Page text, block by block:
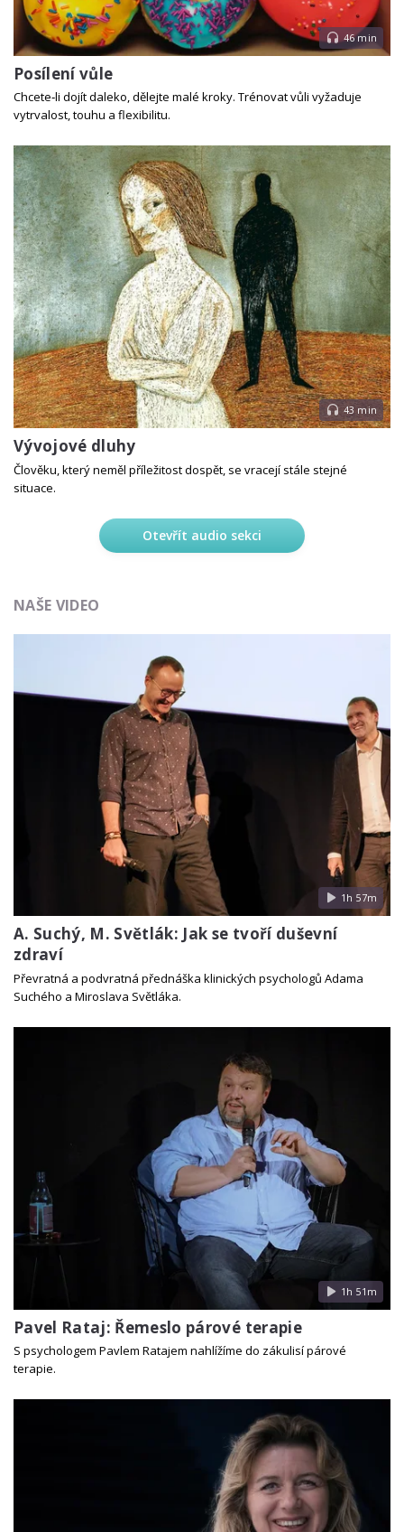
46 min
Posílení vůle
Chcete‑li dojít daleko, dělejte malé kroky. Trénovat vůli vyžaduje
vytrvalost, touhu a flexibilitu.
43 min
Vývojové dluhy
Člověku, který neměl příležitost dospět, se vracejí stále stejné
situace.
Otevřít audio sekci
NAŠE VIDEO
1h 57m
A. Suchý, M. Světlák: Jak se tvoří duševní
zdraví
Převratná a podvratná přednáška klinických psychologů Adama
Suchého a Miroslava Světláka.
1h 51m
Pavel Rataj: Řemeslo párové terapie
S psychologem Pavlem Ratajem nahlížíme do zákulisí párové
terapie.